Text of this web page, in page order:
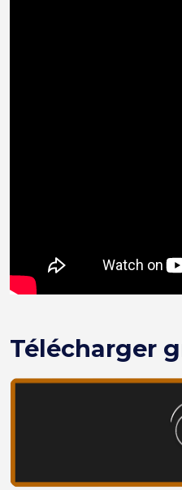
Télécharger